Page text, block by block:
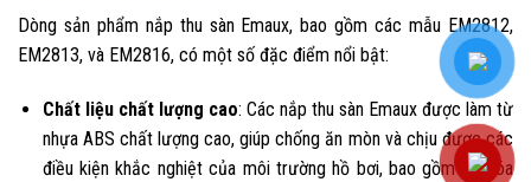
Dòng sản phẩm nắp thu sàn Emaux, bao gồm các mẫu EM2812,
EM2813, và EM2816, có một số đặc điểm nổi bật:
Chất liệu chất lượng cao: Các nắp thu sàn Emaux được làm từ
nhựa ABS chất lượng cao, giúp chống ăn mòn và chịu được các
điều kiện khắc nghiệt của môi trường hồ bơi, bao gồm cả hóa